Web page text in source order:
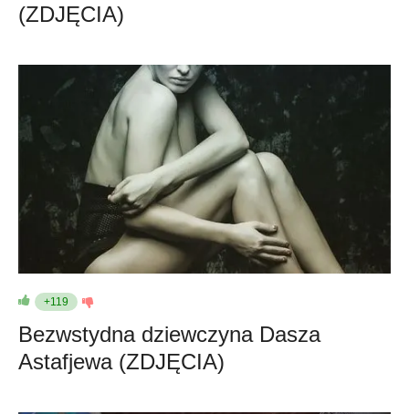
(ZDJĘCIA)
+119
Bezwstydna dziewczyna Dasza
Astafjewa (ZDJĘCIA)